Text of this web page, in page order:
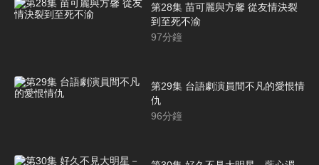
第28集 苗可麗與方馨 從友情決裂
到至死不渝
97分鐘
第29集 台語劇演員間不凡的愛恨情
仇
96分鐘